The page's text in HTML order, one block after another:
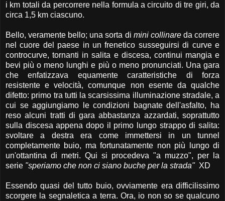
i km totali da percorrere nella formula a circuito di tre giri, da
circa 1,5 km ciascuno.
Bello, veramente bello; una sorta di mini collinareda correre
nel cuore del paese in un frenetico susseguirsi di curve e
controcurve, tornanti in salita e discesa, continui mangia e
bevi più o meno lunghi e più o meno pronunciati. Una gara
che enfatizzava equamente caratteristiche di forza
resistente e velocità, comunque non esente da qualche
difetto: primo tra tutti la scarsissima illuminazione stradale, a
cui se aggiungiamo le condizioni bagnate dell'asfalto, ha
reso alcuni tratti di gara abbastanza azzardati, soprattutto
sulla discesa appena dopo il primo lungo strappo di salita:
svoltare a destra era come immettersi in un tunnel
completamente buio, ma fortunatamente non più lungo di
un'ottantina di metri. Qui si procedeva "a muzzo", per la
serie "speriamo che non ci siano buche per la strada" XD
Essendo quasi del tutto buio, ovviamente era difficilissimo
scorgere la segnaletica a terra. Ora, io non so se qualcuno